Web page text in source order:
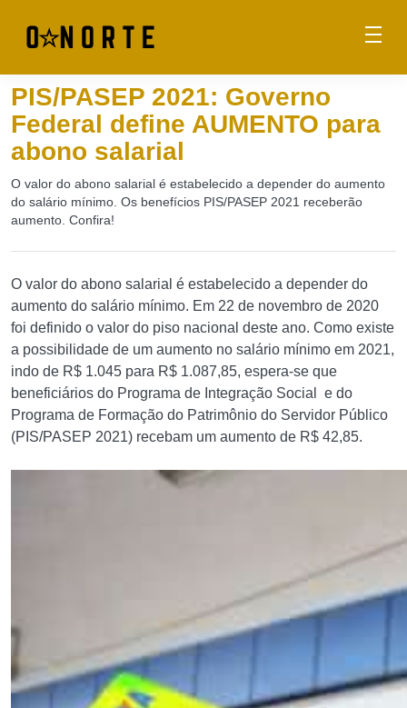
PIS/PASEP 2021: Governo
Federal define AUMENTO para
abono salarial
O valor do abono salarial é estabelecido a depender do aumento
do salário mínimo. Os benefícios PIS/PASEP 2021 receberão
aumento. Confira!
O valor do abono salarial é estabelecido a depender do
aumento do salário mínimo. Em 22 de novembro de 2020
foi definido o valor do piso nacional deste ano. Como existe
a possibilidade de um aumento no salário mínimo em 2021,
indo de R$ 1.045 para R$ 1.087,85, espera-se que
beneficiários do Programa de Integração Social e do
Programa de Formação do Patrimônio do Servidor Público
(PIS/PASEP 2021) recebam um aumento de R$ 42,85.